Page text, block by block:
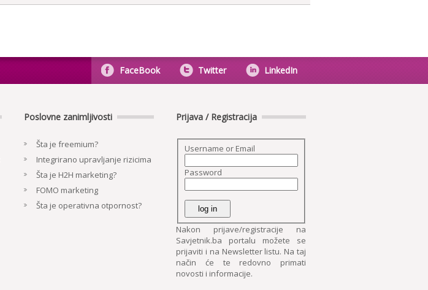
FaceBook Twitter LinkedIn
Poslovne zanimljivosti
Šta je freemium?
Integrirano upravljanje rizicima
Šta je H2H marketing?
FOMO marketing
Šta je operativna otpornost?
Prijava / Registracija
Username or Email
Password
Nakon prijave/registracije na
Savjetnik.ba portalu možete se
prijaviti i na Newsletter listu. Na taj
način će te redovno primati
novosti i informacije.